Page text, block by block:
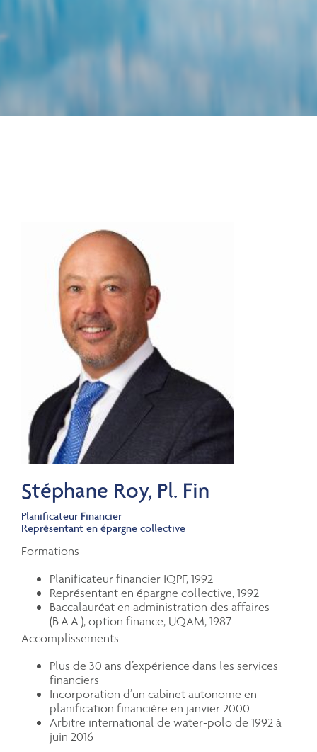
Stéphane Roy, Pl. Fin
Planificateur Financier
Représentant en épargne collective
Formations
Planificateur financier IQPF, 1992
Représentant en épargne collective, 1992
Baccalauréat en administration des affaires
(B.A.A.), option finance, UQAM, 1987
Accomplissements
Plus de 30 ans d’expérience dans les services
financiers
Incorporation d’un cabinet autonome en
planification financière en janvier 2000
Arbitre international de water-polo de 1992 à
juin 2016